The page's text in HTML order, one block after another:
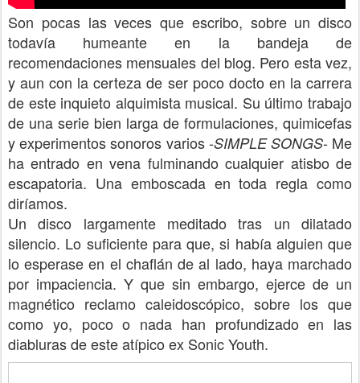
Son pocas las veces que escribo, sobre un disco
todavía humeante en la bandeja de
recomendaciones mensuales del blog. Pero esta vez,
y aun con la certeza de ser poco docto en la carrera
de este inquieto alquimista musical. Su último trabajo
de una serie bien larga de formulaciones, quimicefas
y experimentos sonoros varios -SIMPLE SONGS- Me
ha entrado en vena fulminando cualquier atisbo de
escapatoria. Una emboscada en toda regla como
diríamos.
Un disco largamente meditado tras un dilatado
silencio. Lo suficiente para que, si había alguien que
lo esperase en el chaflán de al lado, haya marchado
por impaciencia. Y que sin embargo, ejerce de un
magnético reclamo caleidoscópico, sobre los que
como yo, poco o nada han profundizado en las
diabluras de este atípico ex Sonic Youth.